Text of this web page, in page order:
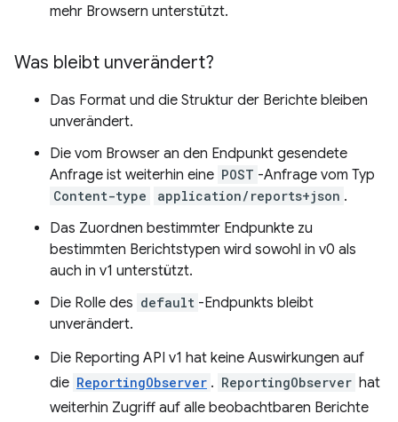
mehr Browsern unterstützt.
Was bleibt unverändert?
Das Format und die Struktur der Berichte bleiben
unverändert.
Die vom Browser an den Endpunkt gesendete
Anfrage ist weiterhin eine POST -Anfrage vom Typ
Content-type application/reports+json .
Das Zuordnen bestimmter Endpunkte zu
bestimmten Berichtstypen wird sowohl in v0 als
auch in v1 unterstützt.
Die Rolle des default -Endpunkts bleibt
unverändert.
Die Reporting API v1 hat keine Auswirkungen auf
die ReportingObserver . ReportingObserver hat
weiterhin Zugriff auf alle beobachtbaren Berichte